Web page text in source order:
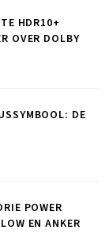
HDR10+
OVER DOLBY
DE
POWER
EN ANKER